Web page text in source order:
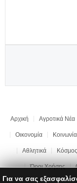
Αρχική Αγροτικά Νέα
Οικονομία Κοινωνία
Αθλητικά Κόσμος
Όροι Χρήσης
Για να σας